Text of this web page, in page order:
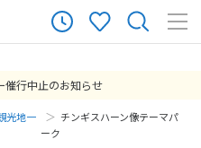
りません
催行中止のお知らせ
光地一
チンギスハーン像テーマパ
ーク